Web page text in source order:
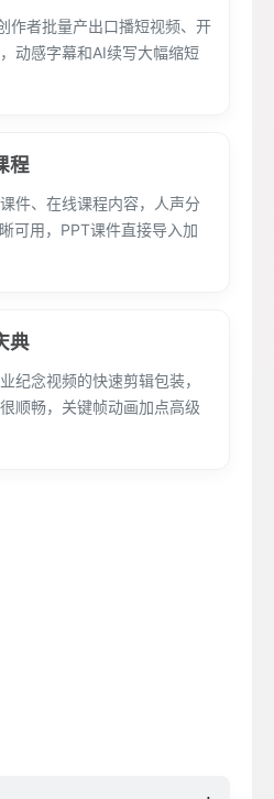
作者批量产出口播短视频、开
动感字幕和AI续写大幅缩短
程
件、在线课程内容，人声分
可用，PPT课件直接导入加
典
纪念视频的快速剪辑包装，
顺畅，关键帧动画加点高级